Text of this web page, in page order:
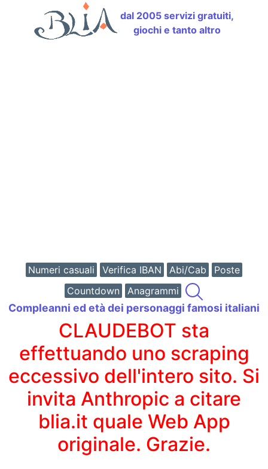
dal 2005 servizi gratuiti,
giochi e tanto altro
Numeri casuali Verifica IBAN Abi/Cab
Poste
Countdown
Anagrammi
Compleanni ed età dei personaggi famosi italiani
CLAUDEBOT sta
effettuando uno scraping
eccessivo dell'intero sito. Si
invita Anthropic a citare
blia.it quale Web App
originale. Grazie.